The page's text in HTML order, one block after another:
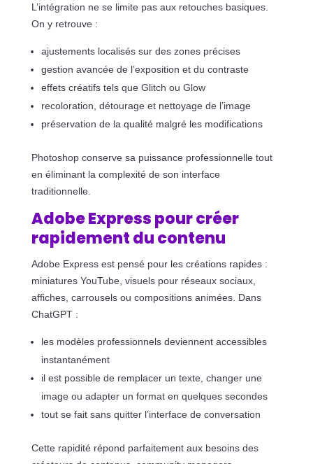
L’intégration ne se limite pas aux retouches basiques.
On y retrouve :
ajustements localisés sur des zones précises
gestion avancée de l’exposition et du contraste
effets créatifs tels que Glitch ou Glow
recoloration, détourage et nettoyage de l’image
préservation de la qualité malgré les modifications
Photoshop conserve sa puissance professionnelle tout
en éliminant la complexité de son interface
traditionnelle.
Adobe Express pour créer
rapidement du contenu
Adobe Express est pensé pour les créations rapides :
miniatures YouTube, visuels pour réseaux sociaux,
affiches, carrousels ou compositions animées. Dans
ChatGPT :
les modèles professionnels deviennent accessibles
instantanément
il est possible de remplacer un texte, changer une
image ou adapter un format en quelques secondes
tout se fait sans quitter l’interface de conversation
Cette rapidité répond parfaitement aux besoins des